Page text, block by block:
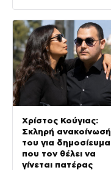
Χρίστος Κούγιας:
Σκληρή ανακοίνωσή
του για δημοσίευμα
που τον θέλει να
γίνεται πατέρας